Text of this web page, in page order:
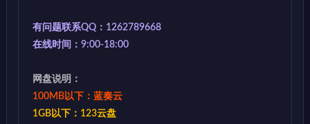
有问题联系QQ：1262789668
在线时间：9:00-18:00
网盘说明：
100MB以下：蓝奏云
1GB以下：123云盘